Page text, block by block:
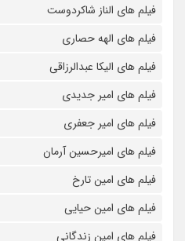
فیلم های الناز شاکردوست
فیلم های الهه حصاری
فیلم های الیکا عبدالرزاقی
فیلم های امیر جدیدی
فیلم های امیر جعفری
فیلم های امیرحسین آرمان
فیلم های امین تارخ
فیلم های امین حیایی
فیلم های امین زندگانی